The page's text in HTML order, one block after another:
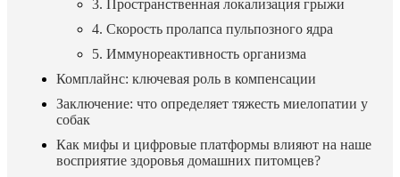
3. Пространственная локализация грыжи
4. Скорость пролапса пульпозного ядра
5. Иммунореактивность организма
Комплайнс: ключевая роль в компенсации
Заключение: что определяет тяжесть миелопатии у
собак
Как мифы и цифровые платформы влияют на наше
восприятие здоровья домашних питомцев?